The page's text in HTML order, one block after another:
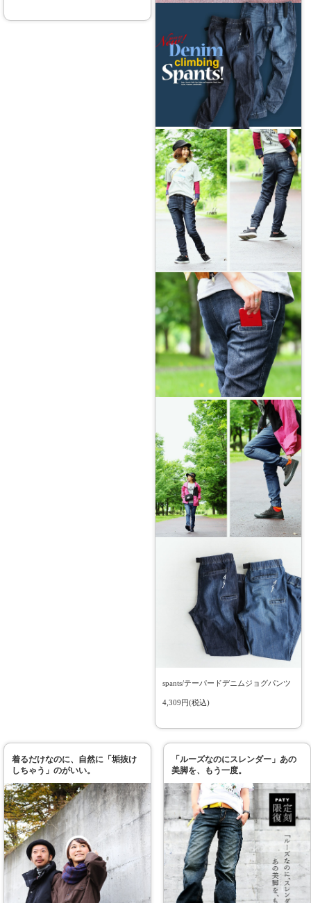
spants/テーパードデニムジョグパンツ
4,309円(税込)
「ルーズなのにスレンダー」あの
美脚を、もう一度。
着るだけなのに、自然に「垢抜け
しちゃう」のがいい。